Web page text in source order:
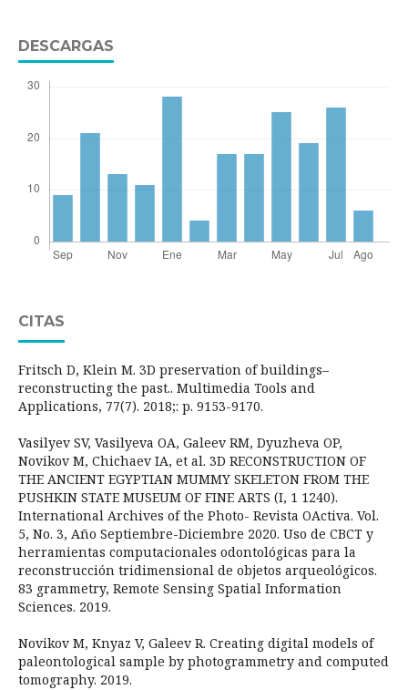
DESCARGAS
CITAS
Fritsch D, Klein M. 3D preservation of buildings–
reconstructing the past.. Multimedia Tools and
Applications, 77(7). 2018;: p. 9153-9170.
Vasilyev SV, Vasilyeva OA, Galeev RM, Dyuzheva OP,
Novikov M, Chichaev IA, et al. 3D RECONSTRUCTION OF
THE ANCIENT EGYPTIAN MUMMY SKELETON FROM THE
PUSHKIN STATE MUSEUM OF FINE ARTS (I, 1 1240).
International Archives of the Photo- Revista OActiva. Vol.
5, No. 3, Año Septiembre-Diciembre 2020. Uso de CBCT y
herramientas computacionales odontológicas para la
reconstrucción tridimensional de objetos arqueológicos.
83 grammetry, Remote Sensing Spatial Information
Sciences. 2019.
Novikov M, Knyaz V, Galeev R. Creating digital models of
paleontological sample by photogrammetry and computed
tomography. 2019.